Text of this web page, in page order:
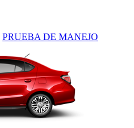
PRUEBA DE MANEJO